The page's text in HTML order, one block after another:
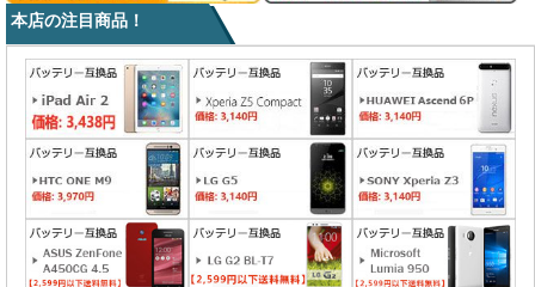
本店の注目商品！